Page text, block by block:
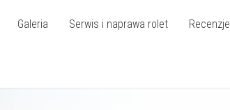
Galeria Serwis i naprawa rolet Recenzje